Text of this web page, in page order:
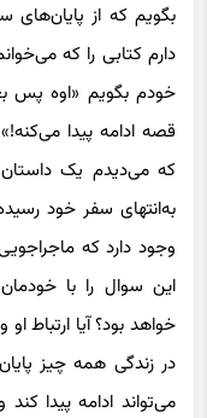
بگویم که از
دارم کتابی را که
خودم بگویم «اوه پس
قصه ادامه پیدا
که می‌دیدم یک
به‌انتهای سفر خود
وجود دارد که
این سوال را با
خواهد بود؟ آیا ارتباط
در زندگی همه چیز
می‌تواند ادامه پیدا